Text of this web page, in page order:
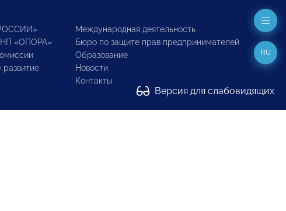
«ОПОРА»
развитие
Международная деятельность
Бюро по защите прав предпринимателей
Образование
Новости
Контакты
Версия для слабовидящих
RU